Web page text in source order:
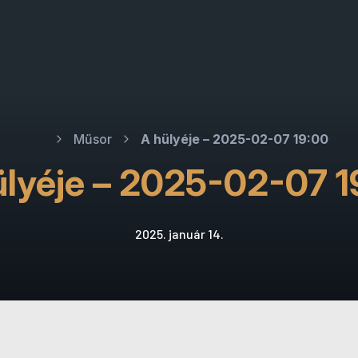
Műsor A hülyéje – 2025-02-07 19:00
– 2025-02-07
2025. január 14.